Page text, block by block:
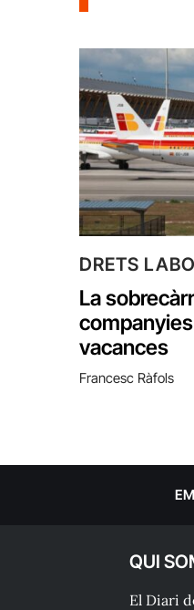
DRETS
La
vacances
Francesc Ràfols
QUI
El Diari